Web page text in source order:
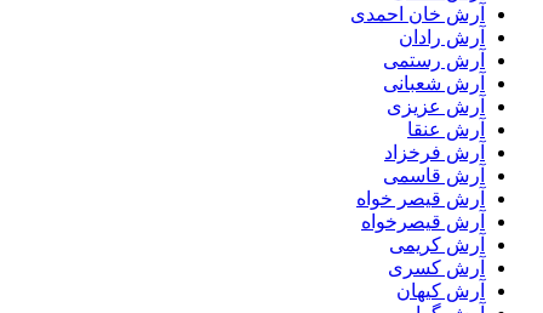
آرش خان احمدی
آرش رادان
آرش رستمى
آرش شعبانی
آرش عزیزی
آرش عنقا
آرش فرخزاد
آرش قاسمی
آرش قیصر خواه
آرش قیصرخواه
آرش کریمی
آرش کسری
آرش کیهان